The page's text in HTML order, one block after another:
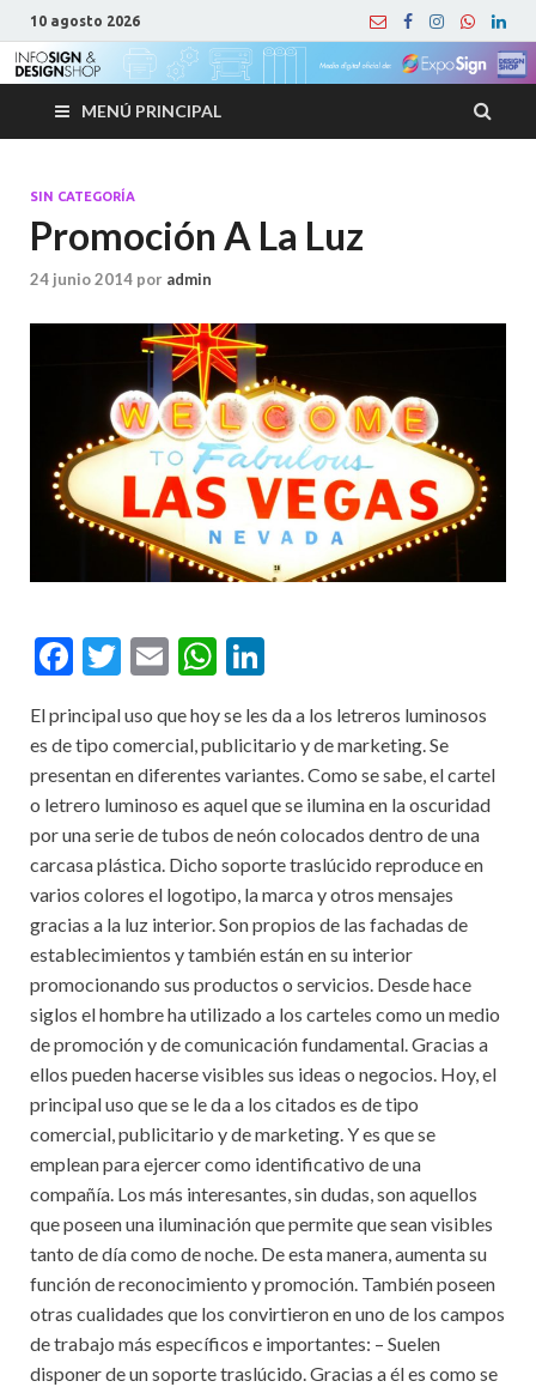
10 agosto 2026
MENÚ PRINCIPAL
SIN CATEGORÍA
Promoción A La Luz
24 junio 2014 por admin
F
e
b
o
o
k
T
itt
er
E
ai
l
W
at
s
A
p
p
ke
dI
n
El principal uso que hoy se les da a los letreros luminosos
es de tipo comercial, publicitario y de marketing. Se
presentan en diferentes variantes. Como se sabe, el cartel
o letrero luminoso es aquel que se ilumina en la oscuridad
por una serie de tubos de neón colocados dentro de una
carcasa plástica. Dicho soporte traslúcido reproduce en
varios colores el logotipo, la marca y otros mensajes
gracias a la luz interior. Son propios de las fachadas de
establecimientos y también están en su interior
promocionando sus productos o servicios. Desde hace
siglos el hombre ha utilizado a los carteles como un medio
de promoción y de comunicación fundamental. Gracias a
ellos pueden hacerse visibles sus ideas o negocios. Hoy, el
principal uso que se le da a los citados es de tipo
comercial, publicitario y de marketing. Y es que se
emplean para ejercer como identificativo de una
compañía. Los más interesantes, sin dudas, son aquellos
que poseen una iluminación que permite que sean visibles
tanto de día como de noche. De esta manera, aumenta su
función de reconocimiento y promoción. También poseen
otras cualidades que los convirtieron en uno de los campos
de trabajo más específicos e importantes: – Suelen
disponer de un soporte traslúcido. Gracias a él es como se